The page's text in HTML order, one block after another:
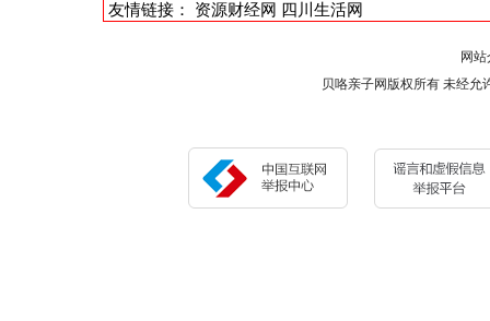
友情链接： 资源财经网 四川生活网
网
贝咯亲子网版权所有 未经允